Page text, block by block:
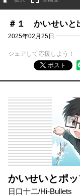
＃１ かいせいと
2025年02月25日
シェアして応援しよう！
ポスト
かいせいとポ
日口十二/Hi-Bullets